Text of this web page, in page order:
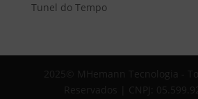
Tunel do Tempo